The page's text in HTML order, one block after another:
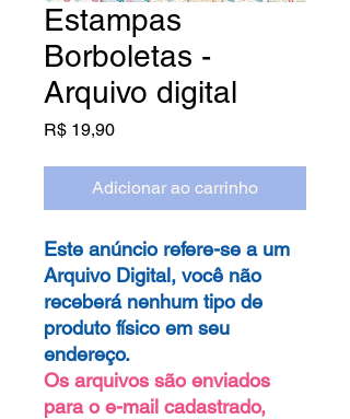
Estampas
Borboletas -
Arquivo digital
R$ 19,90Preço
Adicionar ao carrinho
Este anúncio refere-se a um
Arquivo Digital, você não
receberá nenhum tipo de
produto físico em seu
endereço.
Os arquivos são enviados
para o e-mail cadastrado,